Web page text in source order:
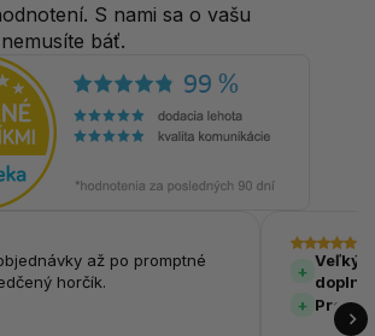
S nami sa o vašu
báť.
až po promptné
horčík.
Veľký